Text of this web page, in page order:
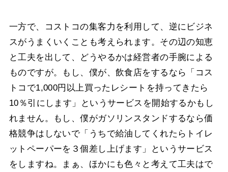
一方で、コストコの集客力を利用して、逆にビジネ
スがうまくいくことも考えられます。その辺の知恵
と工夫を出して、どうやるかは経営者の手腕による
ものですが。もし、僕が、飲食店をするなら「コス
トコで1,000円以上買ったレシートを持ってきたら
10％引にします」というサービスを開始するかもし
れません。もし、僕がガソリンスタンドするなら価
格競争はしないで「うちで給油してくれたらトイレ
ットペーパーを３個差し上げます」というサービス
をしますね。まぁ、ほかにも色々と考えて工夫はで